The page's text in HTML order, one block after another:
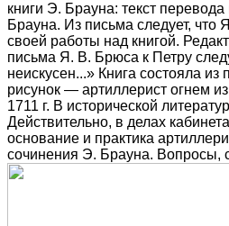
книги Э. Брауна: текст
Брауна. Из письма следует,
своей работы над книгой.
письма Я. В. Брюса к Петру
неискусен...» Книга состояла
рисунок — артиллерист огнем
1711 г. В исторической
Действительно, в делах
основание и практика
сочинения Э. Брауна. Вопросы,